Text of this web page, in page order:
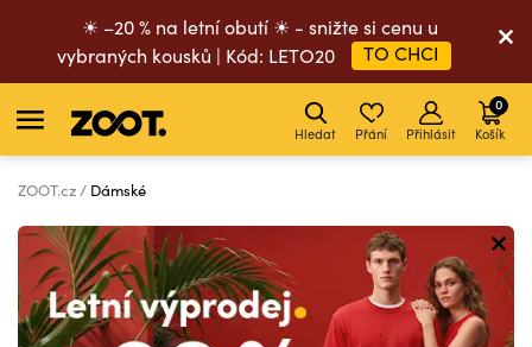
☀ –20 % na letní obutí ☀ - snižte si cenu u
vybraných kousků | Kód: LETO20
TO CHCI
Hledat Přání Přihlásit Košík
0
ZOOT.cz Dámské